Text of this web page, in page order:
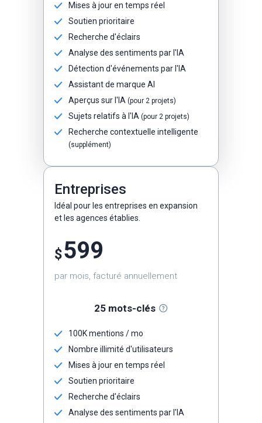
Mises à jour en temps réel
Soutien prioritaire
Recherche d'éclairs
Analyse des sentiments par l'IA
Détection d'événements par l'IA
Assistant de marque AI
Aperçus sur l'IA (pour 2 projets)
Sujets relatifs à l'IA (pour 2 projets)
Recherche contextuelle intelligente
(supplément)
Entreprises
Idéal pour les entreprises en expansion
et les agences établies.
$599
par mois, facturé annuellement
25 mots-clés
100K mentions / mo
Nombre illimité d'utilisateurs
Mises à jour en temps réel
Soutien prioritaire
Recherche d'éclairs
Analyse des sentiments par l'IA